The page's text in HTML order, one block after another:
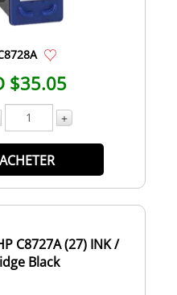
$35.05
+
ACHETER
C8727A (27) INK /
Black